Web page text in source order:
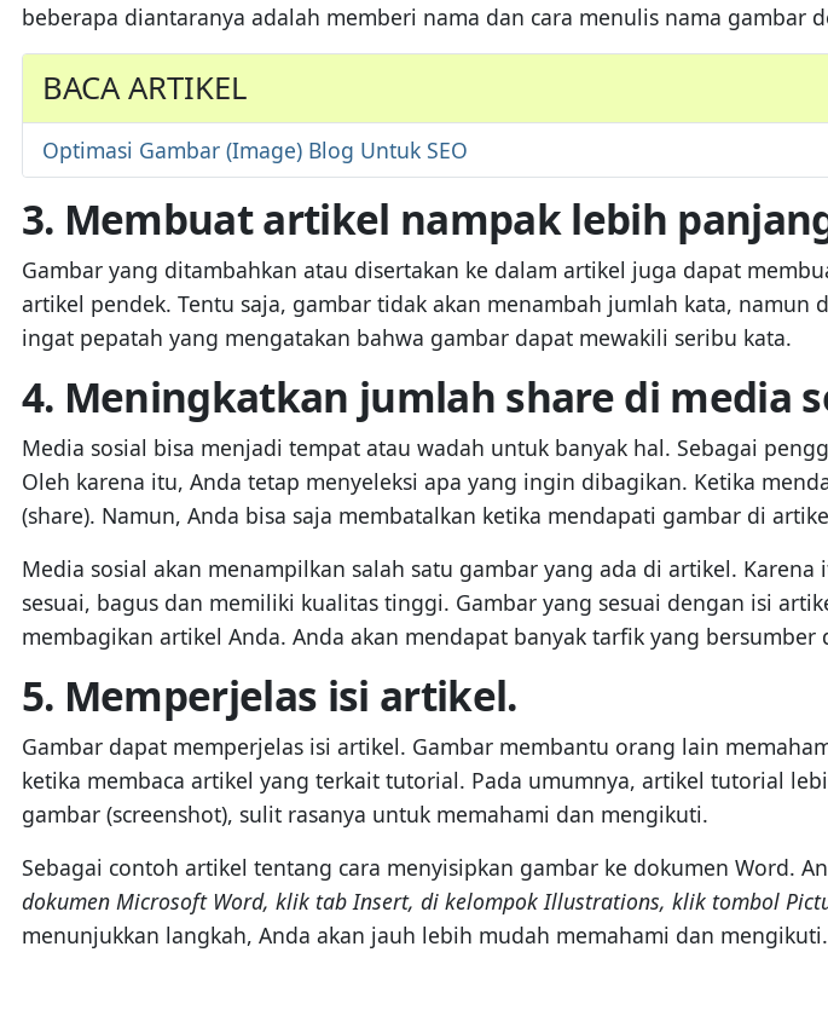
beberapa diantaranya adalah memberi nama dan cara menulis nama gambar
BACA ARTIKEL
Optimasi Gambar (Image) Blog Untuk SEO
3. Membuat artikel nampak lebih
Gambar yang ditambahkan atau disertakan ke dalam artikel juga dapat
artikel pendek. Tentu saja, gambar tidak akan menambah jumlah kata,
ingat pepatah yang mengatakan bahwa gambar dapat mewakili seribu kata.
4. Meningkatkan jumlah share di media
Media sosial bisa menjadi tempat atau wadah untuk banyak hal. Sebagai
Oleh karena itu, Anda tetap menyeleksi apa yang ingin dibagikan. Ketika
(share). Namun, Anda bisa saja membatalkan ketika mendapati gambar di
Media sosial akan menampilkan salah satu gambar yang ada di artikel.
sesuai, bagus dan memiliki kualitas tinggi. Gambar yang sesuai dengan isi
membagikan artikel Anda. Anda akan mendapat banyak tarfik yang bersumber
5. Memperjelas isi artikel.
Gambar dapat memperjelas isi artikel. Gambar membantu orang lain
ketika membaca artikel yang terkait tutorial. Pada umumnya, artikel tutorial
gambar (screenshot), sulit rasanya untuk memahami dan mengikuti.
Sebagai contoh artikel tentang cara menyisipkan gambar ke dokumen Word.
dokumen Microsoft Word, klik tab Insert, di kelompok Illustrations, klik tombol
menunjukkan langkah, Anda akan jauh lebih mudah memahami dan mengikuti.